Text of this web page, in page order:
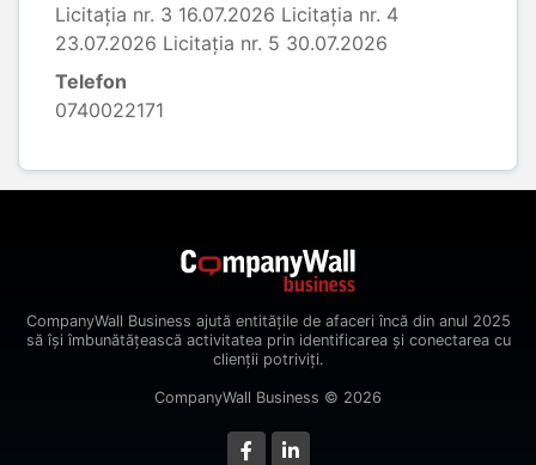
Licitația nr. 3 16.07.2026 Licitația nr. 4
23.07.2026 Licitația nr. 5 30.07.2026
Telefon
0740022171
CompanyWall Business ajută entitățile de afaceri încă din anul 2025
să își îmbunătățească activitatea prin identificarea și conectarea cu
clienții potriviți.
CompanyWall Business © 2026